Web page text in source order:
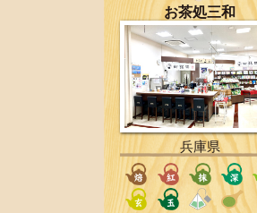
お茶処三和
兵庫県